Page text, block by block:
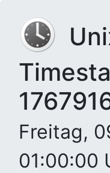
Freitag,
01:00:00